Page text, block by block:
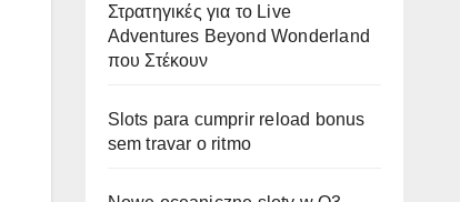
Στρατηγικές για το Live
Adventures Beyond Wonderland
που Στέκουν
Slots para cumprir reload bonus
sem travar o ritmo